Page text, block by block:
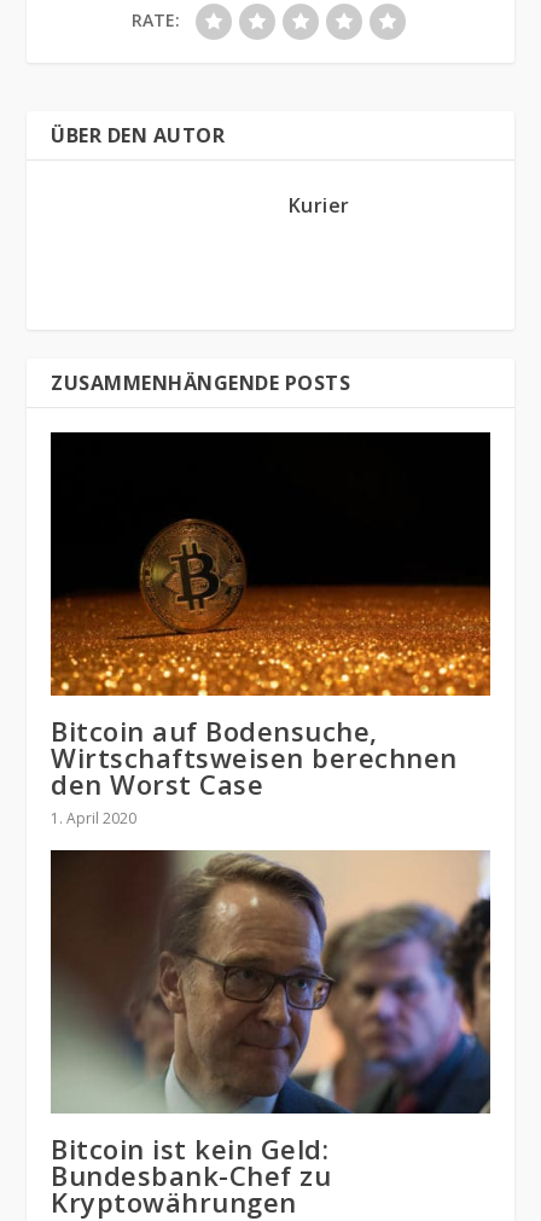
RATE:
ÜBER DEN AUTOR
Kurier
ZUSAMMENHÄNGENDE POSTS
Bitcoin auf Bodensuche,
Wirtschaftsweisen berechnen
den Worst Case
1. April 2020
Bitcoin ist kein Geld:
Bundesbank-Chef zu
Kryptowährungen